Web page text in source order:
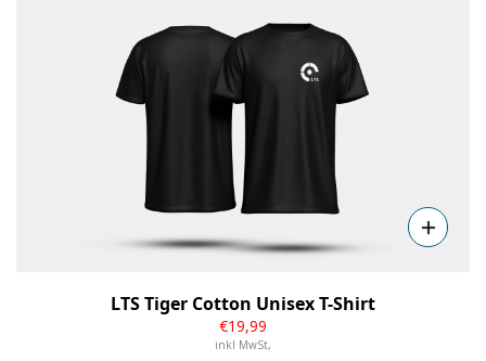
LTS Tiger Cotton Unisex T-Shirt
€19,99
inkl MwSt,